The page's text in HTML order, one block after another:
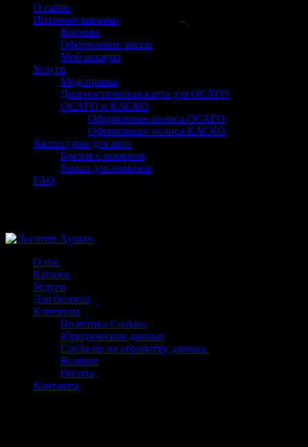
О сайте
Интернет магазин
Корзина
Оформление заказа
Мой аккаунт
Услуги
Медсправка
Диагностическая карта для ОСАГО
ОСАГО и КАСКО
Оформление полиса ОСАГО
Оформление полиса КАСКО
Аксессуары для авто
Брелок с номером
Рамки для номеров
FAQ
О нас
Каталог
Услуги
Для бизнеса
Клиентам
Политика Cookies
Юридические данные
Согласие на обработку данных
Возврат
Оплата
Контакты